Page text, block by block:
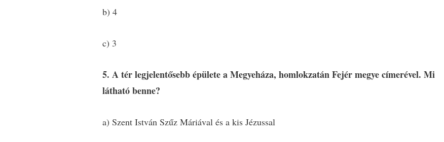
b) 4
c) 3
5. A tér legjelentősebb épülete a Megyeháza, homlokzatán Fejér megye címerével. Mi
látható benne?
a) Szent István Szűz Máriával és a kis Jézussal